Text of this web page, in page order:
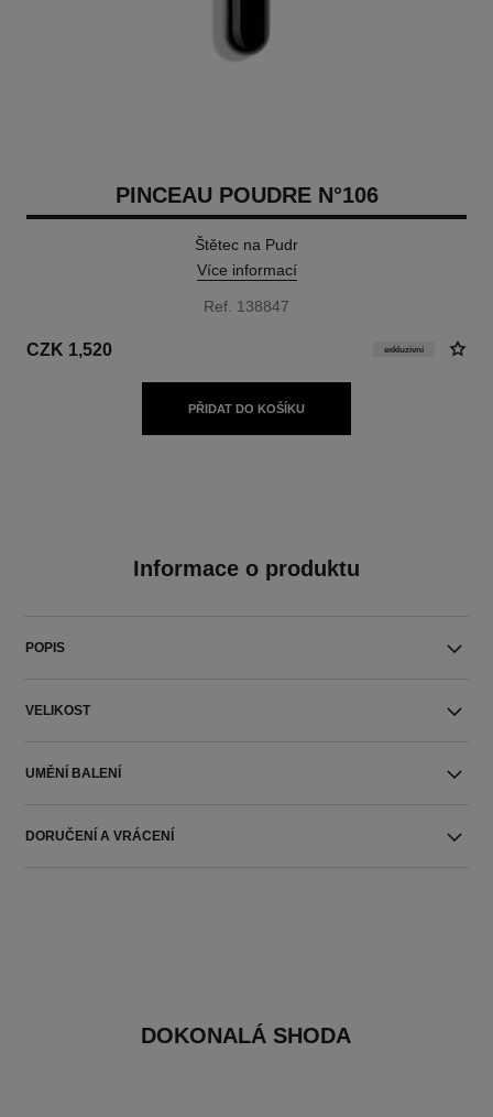
PINCEAU POUDRE N°106
Štětec na Pudr
Více informací
Ref. 138847
CZK 1,520 exkluzivní
PŘIDAT DO KOŠÍKU
Informace o produktu
POPIS
VELIKOST
UMĚNÍ BALENÍ
DORUČENÍ A VRÁCENÍ
DOKONALÁ SHODA